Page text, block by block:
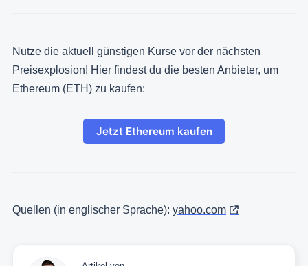
Nutze die aktuell günstigen Kurse vor der nächsten
Preisexplosion! Hier findest du die besten Anbieter, um
Ethereum (ETH) zu kaufen:
Jetzt Ethereum kaufen
Quellen (in englischer Sprache): yahoo.com